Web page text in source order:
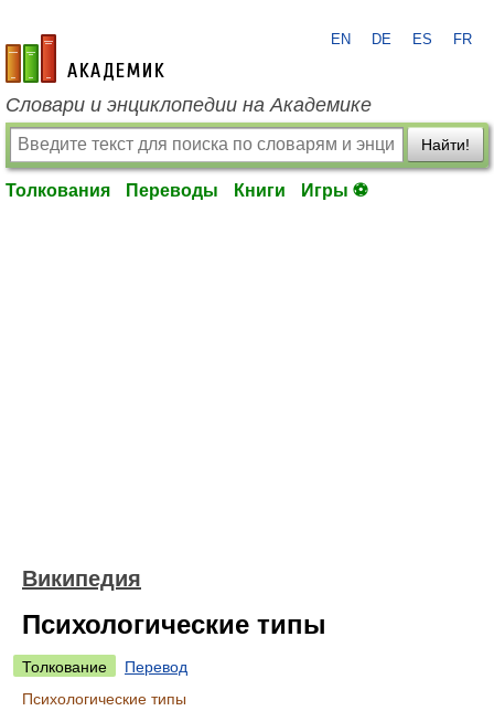
academic.ru
EN DE ES FR
Словари и энциклопедии на Академике
Найти!
Толкования Переводы Книги Игры ⚽
Википедия
Психологические типы
Толкование
Перевод
Психологические типы